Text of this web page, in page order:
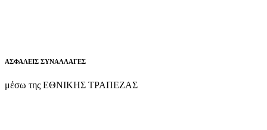
ΑΣΦΑΛΕΙΣ ΣΥΝΑΛΛΑΓΕΣ
μέσω της ΕΘΝΙΚΗΣ ΤΡΑΠΕΖΑΣ